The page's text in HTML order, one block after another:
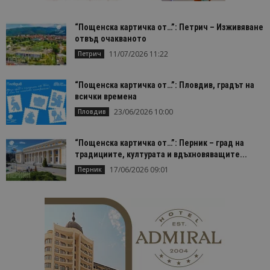
“Пощенска картичка от…”: Петрич – Изживяване
отвъд очакваното
Петрич 11/07/2026 11:22
“Пощенска картичка от…”: Пловдив, градът на
всички времена
Пловдив 23/06/2026 10:00
“Пощенска картичка от…”: Перник – град на
традициите, културата и вдъхновяващите...
Перник 17/06/2026 09:01